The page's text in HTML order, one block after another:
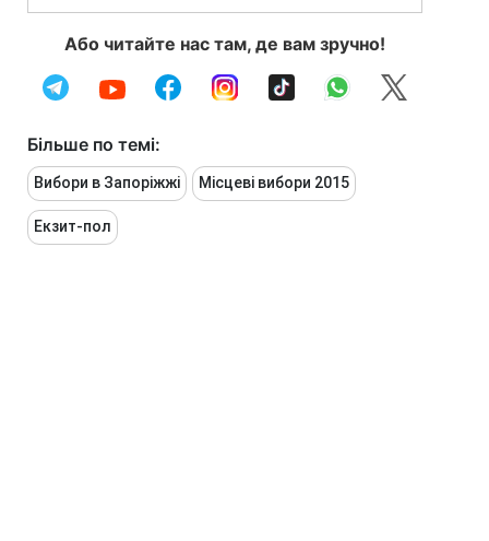
Або читайте нас там, де вам зручно!
Більше по темі:
Вибори в Запоріжжі Місцеві вибори 2015
Екзит-пол